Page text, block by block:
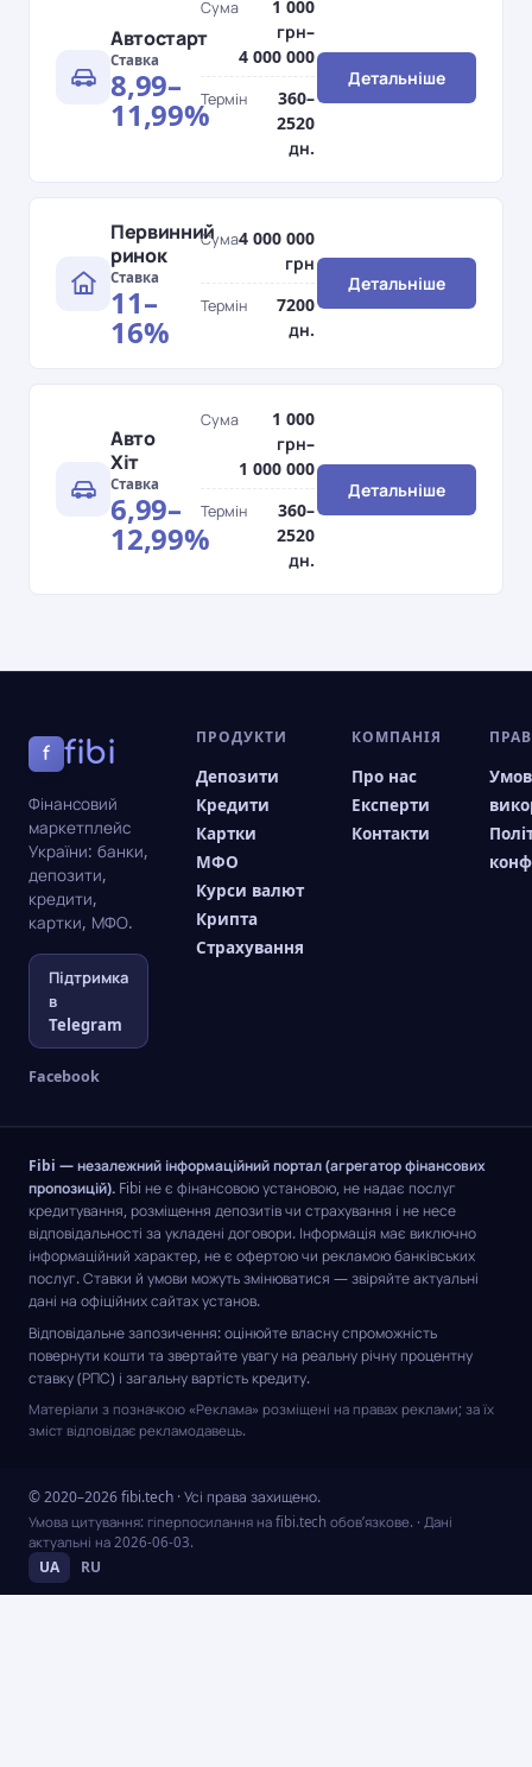
Автостарт
Ставка
8,99–
11,99%
Сума
1 000
грн–
4 000 000
Термін
360–
2520
дн.
Детальніше
Первинний
ринок
Ставка
11–
16%
Сума4 000 000
грн
Термін
7200
дн.
Детальніше
Авто
Хіт
Ставка
6,99–
12,99%
Сума
1 000
грн–
1 000 000
Термін
360–
2520
дн.
Детальніше
f fibi
Фінансовий
маркетплейс
України: банки,
депозити,
кредити,
картки, МФО.
Підтримка
в
Telegram
Facebook
ПРОДУКТИ
Депозити
Кредити
Картки
МФО
Курси валют
Крипта
Страхування
КОМПАНІЯ
Про нас
Експерти
Контакти
Fibi — незалежний інформаційний портал (агрегатор фінансових
пропозицій). Fibi не є фінансовою установою, не надає послуг
кредитування, розміщення депозитів чи страхування і не несе
відповідальності за укладені договори. Інформація має виключно
інформаційний характер, не є офертою чи рекламою банківських
послуг. Ставки й умови можуть змінюватися — звіряйте актуальні
дані на офіційних сайтах установ.
Відповідальне запозичення: оцінюйте власну спроможність
повернути кошти та звертайте увагу на реальну річну процентну
ставку (РПС) і загальну вартість кредиту.
Матеріали з позначкою «Реклама» розміщені на правах реклами; за їх
зміст відповідає рекламодавець.
© 2020–2026 fibi.tech · Усі права захищено.
Умова цитування: гіперпосилання на fibi.tech обов’язкове. · Дані
актуальні на 2026-06-03.
UA RU